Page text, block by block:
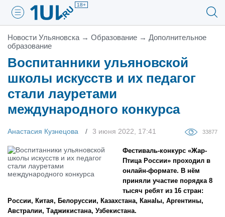
18+
Новости Ульяновска → Образование → Дополнительное
образование
Воспитанники ульяновской
школы искусств и их педагог
стали лауретами
международного конкурса
Анастасия Кузнецова 3 июня 2022, 17:41 33877
Фестиваль-конкурс «Жар-
Птица России» проходил в
онлайн-формате. В нём
приняли участие порядка 8
тысяч ребят из 16 стран:
России, Китая, Белоруссии, Казахстана, Канаlы, Аргентины,
Австралии, Таджикистана, Узбекистана.